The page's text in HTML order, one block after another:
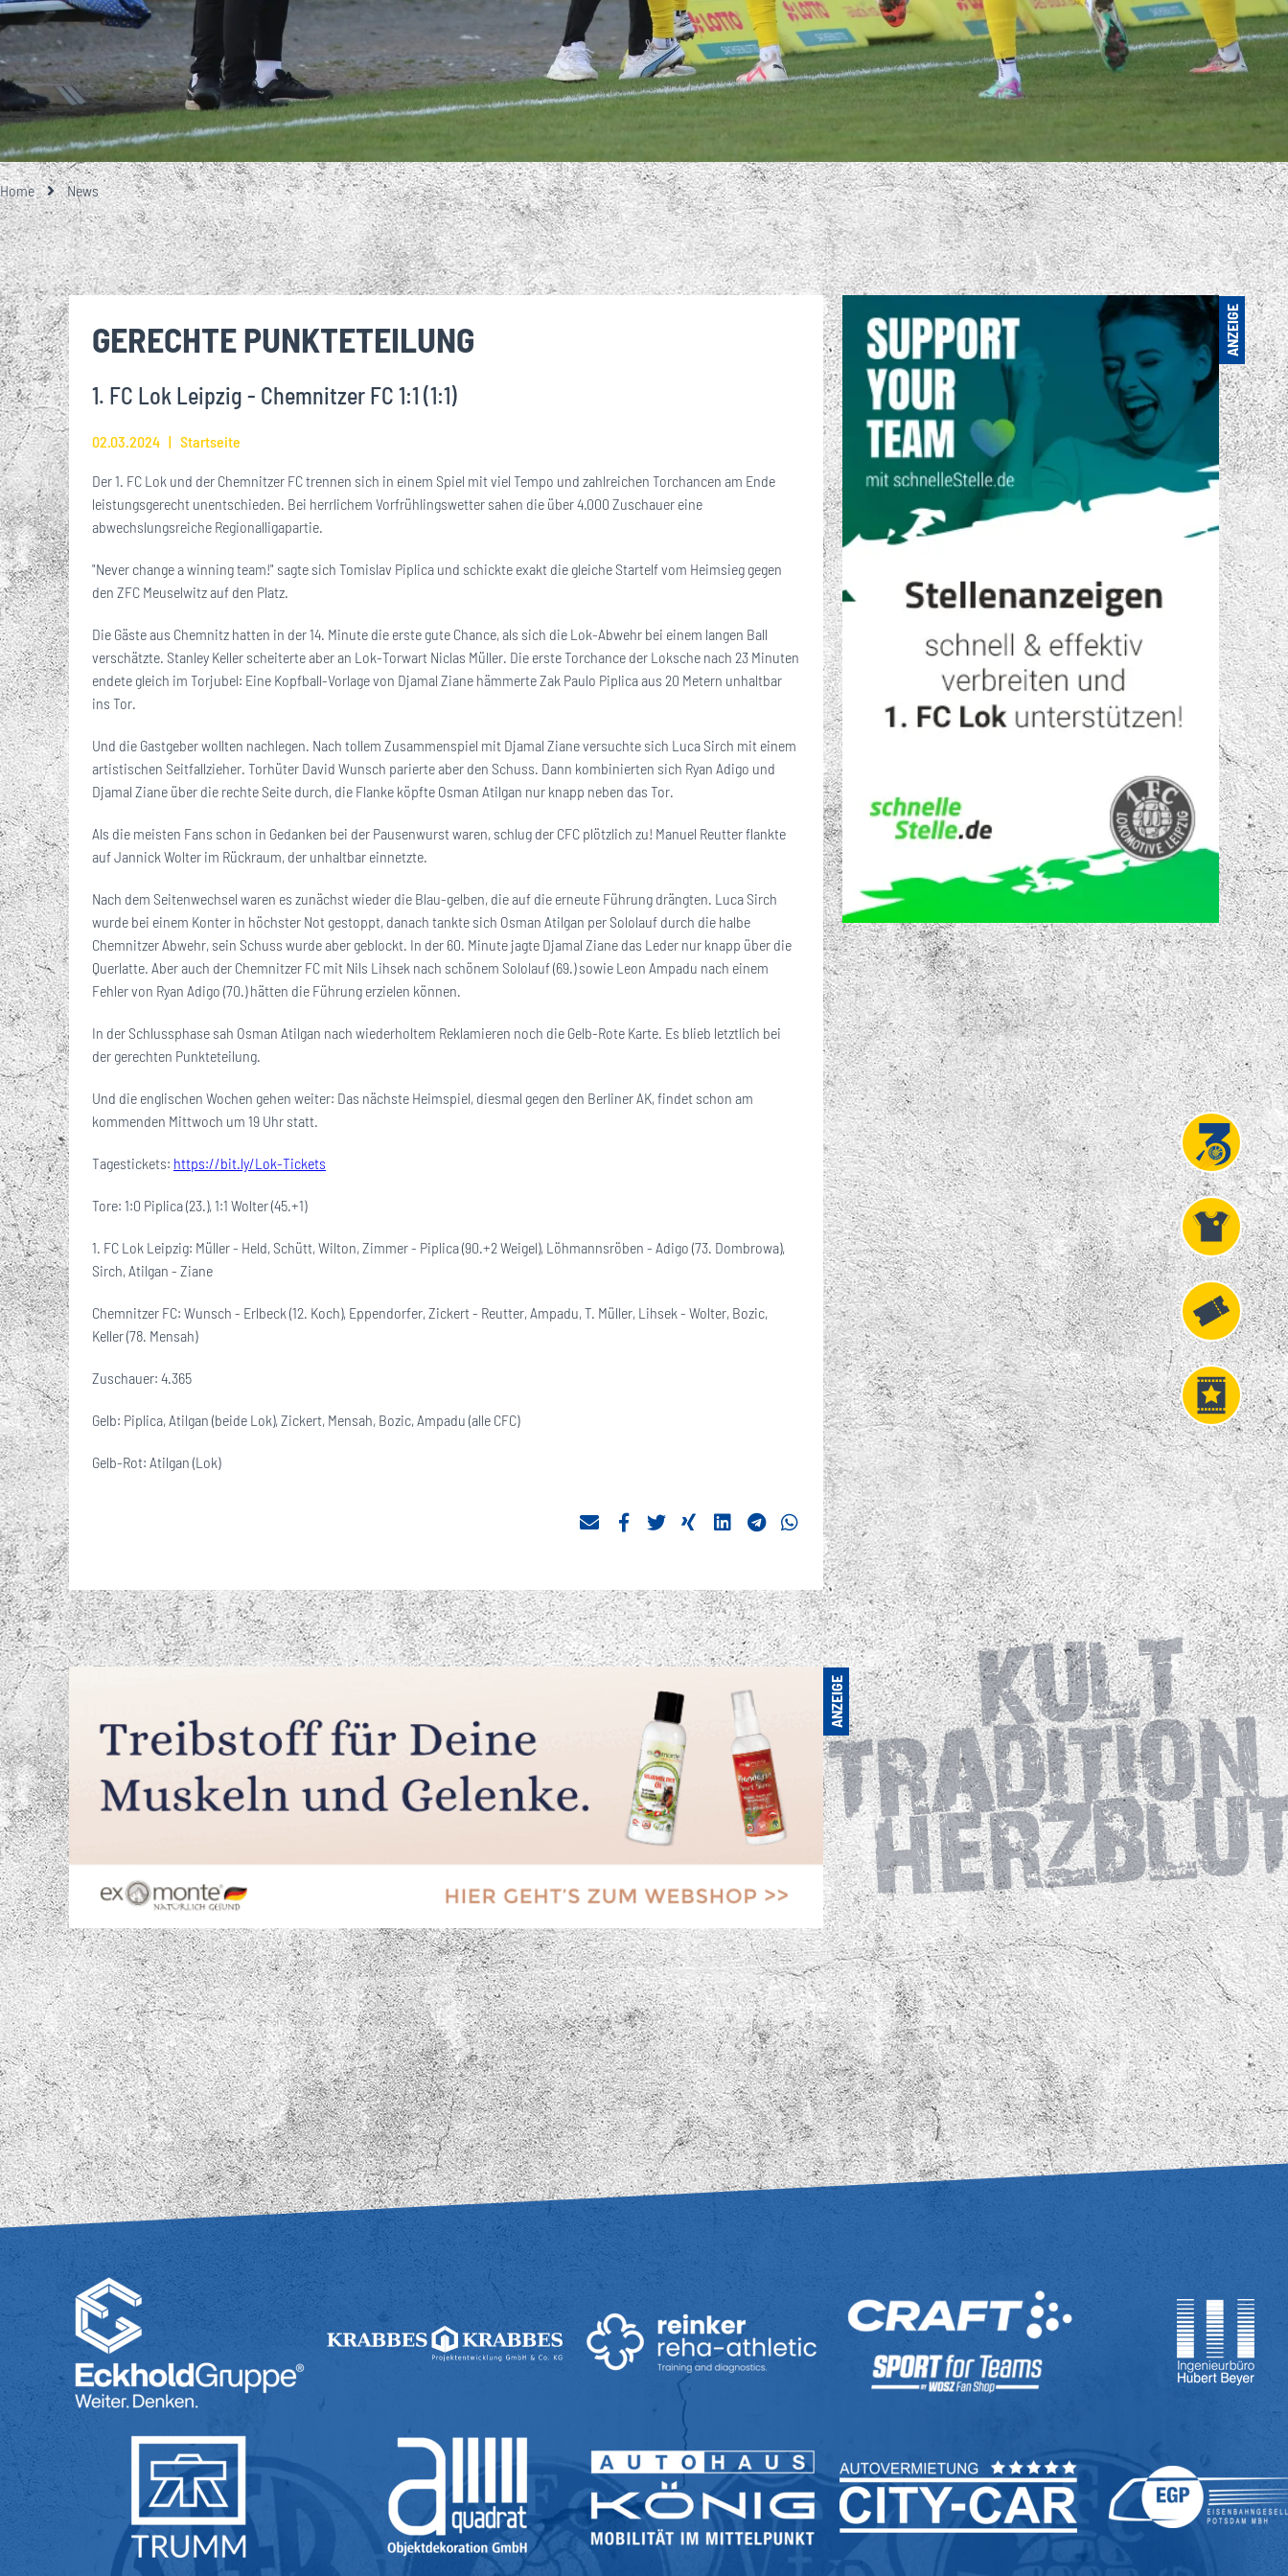
Home News
GERECHTE PUNKTETEILUNG
1. FC Lok Leipzig - Chemnitzer FC 1:1 (1:1)
02.03.2024 Startseite
Der 1. FC Lok und der Chemnitzer FC trennen sich in einem Spiel mit viel Tempo und zahlreichen Torchancen am Ende
leistungsgerecht unentschieden. Bei herrlichem Vorfrühlingswetter sahen die über 4.000 Zuschauer eine
abwechslungsreiche Regionalligapartie.
"Never change a winning team!" sagte sich Tomislav Piplica und schickte exakt die gleiche Startelf vom Heimsieg gegen
den ZFC Meuselwitz auf den Platz.
Die Gäste aus Chemnitz hatten in der 14. Minute die erste gute Chance, als sich die Lok-Abwehr bei einem langen Ball
verschätzte. Stanley Keller scheiterte aber an Lok-Torwart Niclas Müller. Die erste Torchance der Loksche nach 23 Minuten
endete gleich im Torjubel: Eine Kopfball-Vorlage von Djamal Ziane hämmerte Zak Paulo Piplica aus 20 Metern unhaltbar
ins Tor.
Und die Gastgeber wollten nachlegen. Nach tollem Zusammenspiel mit Djamal Ziane versuchte sich Luca Sirch mit einem
artistischen Seitfallzieher. Torhüter David Wunsch parierte aber den Schuss. Dann kombinierten sich Ryan Adigo und
Djamal Ziane über die rechte Seite durch, die Flanke köpfte Osman Atilgan nur knapp neben das Tor.
Als die meisten Fans schon in Gedanken bei der Pausenwurst waren, schlug der CFC plötzlich zu! Manuel Reutter flankte
auf Jannick Wolter im Rückraum, der unhaltbar einnetzte.
Nach dem Seitenwechsel waren es zunächst wieder die Blau-gelben, die auf die erneute Führung drängten. Luca Sirch
wurde bei einem Konter in höchster Not gestoppt, danach tankte sich Osman Atilgan per Sololauf durch die halbe
Chemnitzer Abwehr, sein Schuss wurde aber geblockt. In der 60. Minute jagte Djamal Ziane das Leder nur knapp über die
Querlatte. Aber auch der Chemnitzer FC mit Nils Lihsek nach schönem Sololauf (69.) sowie Leon Ampadu nach einem
Fehler von Ryan Adigo (70.) hätten die Führung erzielen können.
In der Schlussphase sah Osman Atilgan nach wiederholtem Reklamieren noch die Gelb-Rote Karte. Es blieb letztlich bei
der gerechten Punkteteilung.
Und die englischen Wochen gehen weiter: Das nächste Heimspiel, diesmal gegen den Berliner AK, findet schon am
kommenden Mittwoch um 19 Uhr statt.
Tagestickets: https://bit.ly/Lok-Tickets
Tore: 1:0 Piplica (23.), 1:1 Wolter (45.+1)
1. FC Lok Leipzig: Müller - Held, Schütt, Wilton, Zimmer - Piplica (90.+2 Weigel), Löhmannsröben - Adigo (73. Dombrowa),
Sirch, Atilgan - Ziane
Chemnitzer FC: Wunsch - Erlbeck (12. Koch), Eppendorfer, Zickert - Reutter, Ampadu, T. Müller, Lihsek - Wolter, Bozic,
Keller (78. Mensah)
Zuschauer: 4.365
Gelb: Piplica, Atilgan (beide Lok), Zickert, Mensah, Bozic, Ampadu (alle CFC)
Gelb-Rot: Atilgan (Lok)
Projekt
Liga 3
Fanshop
Fahrkarten
VIP
Tickets